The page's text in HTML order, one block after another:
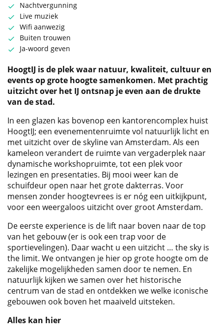
Nachtvergunning
Live muziek
Wifi aanwezig
Buiten trouwen
Ja-woord geven
HoogtIJ is de plek waar natuur, kwaliteit, cultuur en
events op grote hoogte samenkomen. Met prachtig
uitzicht over het IJ ontsnap je even aan de drukte
van de stad.
In een glazen kas bovenop een kantorencomplex huist
HoogtIJ; een evenementenruimte vol natuurlijk licht en
met uitzicht over de skyline van Amsterdam. Als een
kameleon verandert de ruimte van vergaderplek naar
dynamische workshopruimte, tot een plek voor
lezingen en presentaties. Bij mooi weer kan de
schuifdeur open naar het grote dakterras. Voor
mensen zonder hoogtevrees is er nóg een uitkijkpunt,
voor een weergaloos uitzicht over groot Amsterdam.
De eerste experience is de lift naar boven naar de top
van het gebouw (er is ook een trap voor de
sportievelingen). Daar wacht u een uitzicht … the sky is
the limit. We ontvangen je hier op grote hoogte om de
zakelijke mogelijkheden samen door te nemen. En
natuurlijk kijken we samen over het historische
centrum van de stad en ontdekken we welke iconische
gebouwen ook boven het maaiveld uitsteken.
Alles kan hier